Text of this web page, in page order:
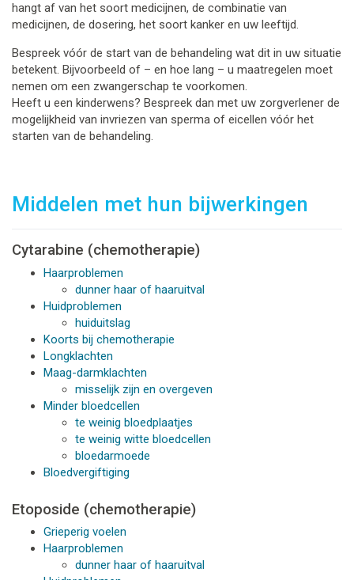
hangt af van het soort medicijnen, de combinatie van
medicijnen, de dosering, het soort kanker en uw leeftijd.
Bespreek vóór de start van de behandeling wat dit in uw situatie
betekent. Bijvoorbeeld of – en hoe lang – u maatregelen moet
nemen om een zwangerschap te voorkomen.
Heeft u een kinderwens? Bespreek dan met uw zorgverlener de
mogelijkheid van invriezen van sperma of eicellen vóór het
starten van de behandeling.
Middelen met hun bijwerkingen
Cytarabine (chemotherapie)
Haarproblemen
dunner haar of haaruitval
Huidproblemen
huiduitslag
Koorts bij chemotherapie
Longklachten
Maag-darmklachten
misselijk zijn en overgeven
Minder bloedcellen
te weinig bloedplaatjes
te weinig witte bloedcellen
bloedarmoede
Bloedvergiftiging
Etoposide (chemotherapie)
Grieperig voelen
Haarproblemen
dunner haar of haaruitval